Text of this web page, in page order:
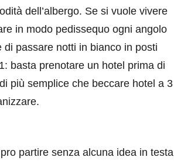
dell’albergo. Se si vuole vivere
in modo pedissequo ogni angolo
passare notti in bianco in posti
basta prenotare un hotel prima di
più semplice che beccare hotel a 3
partire senza alcuna idea in testa